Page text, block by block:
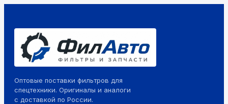
Оптовые поставки фильтров для
спецтехники. Оригиналы и аналоги
с доставкой по России.